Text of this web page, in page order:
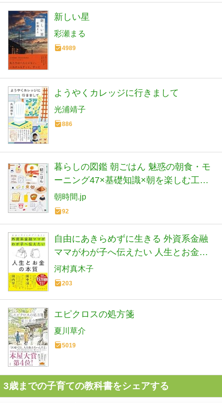
新しい星
彩瀬まる
4989
ようやくカレッジに行きまして
光浦靖子
886
暮らしの図鑑 朝ごはん 魅惑の朝食・モ
ーニング47×基礎知識×朝を楽しむ工夫
と習慣20
朝時間.jp
92
自由にあきらめずに生きる 外資系金融
ママがわが子へ伝えたい 人生とお金の
本質
河村真木子
203
エピクロスの処方箋
夏川草介
5019
3歳までの子育ての教科書をシェアする